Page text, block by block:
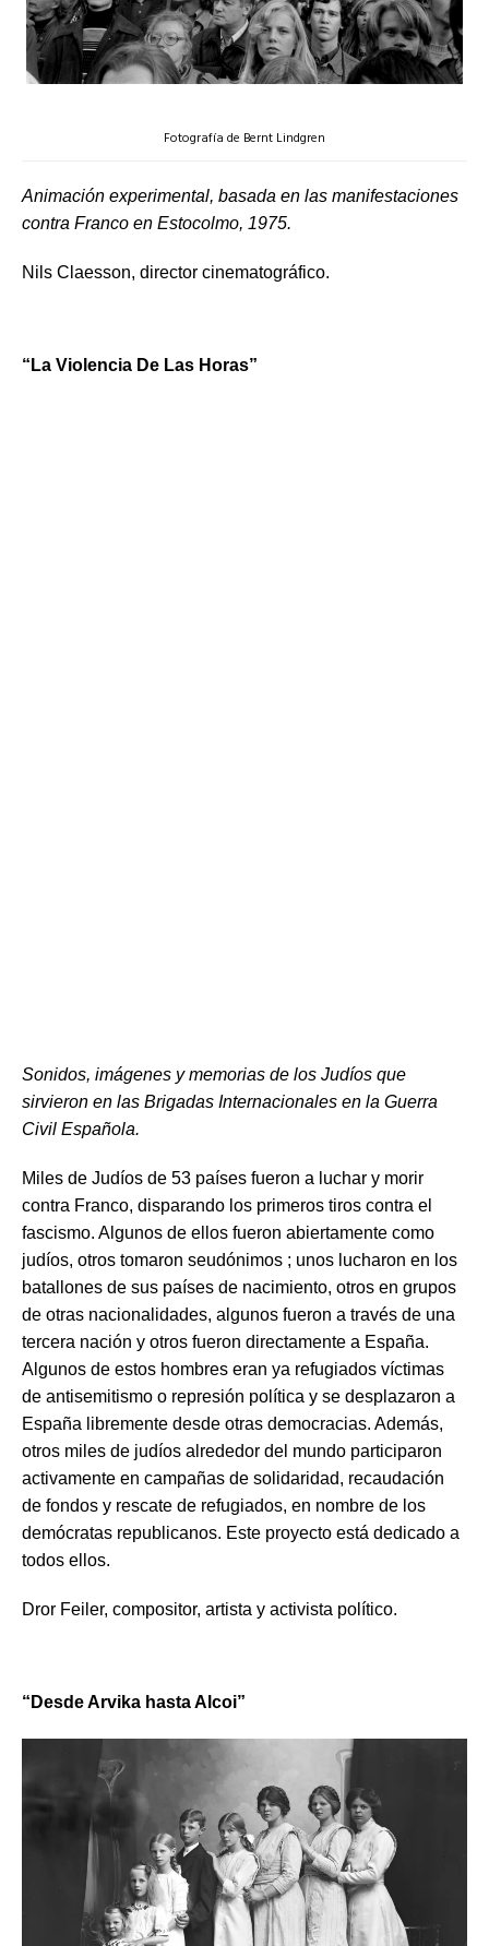
Fotografía de Bernt Lindgren
Animación experimental, basada en las manifestaciones
contra Franco en Estocolmo, 1975.
Nils Claesson, director cinematográfico.
“La Violencia De Las Horas”
Sonidos, imágenes y memorias de los Judíos que
sirvieron en las Brigadas Internacionales en la Guerra
Civil Española.
Miles de Judíos de 53 países fueron a luchar y morir
contra Franco, disparando los primeros tiros contra el
fascismo. Algunos de ellos fueron abiertamente como
judíos, otros tomaron seudónimos ; unos lucharon en los
batallones de sus países de nacimiento, otros en grupos
de otras nacionalidades, algunos fueron a través de una
tercera nación y otros fueron directamente a España.
Algunos de estos hombres eran ya refugiados víctimas
de antisemitismo o represión política y se desplazaron a
España libremente desde otras democracias. Además,
otros miles de judíos alrededor del mundo participaron
activamente en campañas de solidaridad, recaudación
de fondos y rescate de refugiados, en nombre de los
demócratas republicanos. Este proyecto está dedicado a
todos ellos.
Dror Feiler, compositor, artista y activista político.
“ Desde Arvika hasta Alcoi”